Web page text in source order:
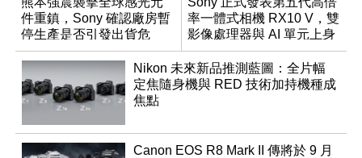
件重鎮，Sony 確認廠房暫
停生產是否引發出貨危
機？
率一體式相機 RX10 V，雙
影像處理器與 AI 單元上身
Nikon 未來新品推測藍圖：全片幅
定焦隨身機與 RED 技術加持機種成
焦點
Canon EOS R8 Mark II 傳將於 9 月